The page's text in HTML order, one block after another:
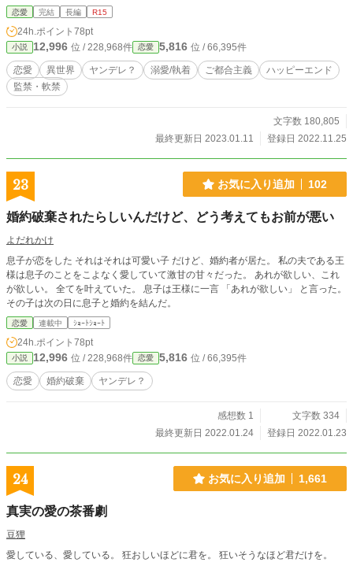
母を10年もの間探し続けていたらしい。 国に帰る事を渋る母親を説得し、父親
と3人で帰る事を決意するオリビア。ただ父親は、オリビアの大好きな小説のヒ
ーロー同様非情に嫉妬深く、母親だけでなくオリビアまでも王宮から出る事を禁
じてしまう。 それでもそれなりに楽しく生きていたオリビアの前に、1人の少年
が現れ… 世間知らずな平民上がりの王女と、そんな彼女の虜になってしまった
公爵令息の恋のお話です。 ご都合主義全開、ヤンデレ？系のお話です。 よろし
くお願いしますm(__)m
恋愛 完結 長編 R15
24h.ポイント 78pt
小説 12,996 位 / 228,968件 恋愛 5,816 位 / 66,395件
恋愛 異世界 ヤンデレ？ 溺愛/執着 ご都合主義
ハッピーエンド
監禁・軟禁
文字数 180,805
最終更新日 2023.01.11
登録日 2022.11.25
23 お気に入り追加 102
婚約破棄されたらしいんだけど、どう考えてもお前が悪い
よだれかけ
息子が恋をした それはそれは可愛い子 だけど、婚約者が居た。 私の夫である王
様は息子のことをこよなく愛していて激甘の甘々だった。 あれが欲しい、これ
が欲しい。 全てを叶えていた。 息子は王様に一言 「あれが欲しい」 と言った。
その子は次の日に息子と婚約を結んだ。
恋愛 連載中 ｼｮｰﾄｼｮｰﾄ
24h.ポイント 78pt
小説 12,996 位 / 228,968件 恋愛 5,816 位 / 66,395件
恋愛 婚約破棄 ヤンデレ？
感想数 1
文字数 334
最終更新日 2022.01.24
登録日 2022.01.23
24 お気に入り追加 1,661
真実の愛の茶番劇
豆狸
愛している、愛している。 狂おしいほどに君を。 狂いそうなほど君だけを。